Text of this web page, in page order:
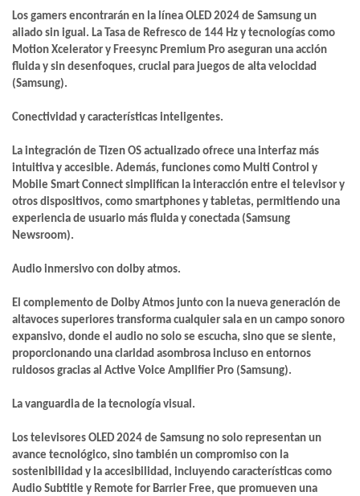
Los gamers encontrarán en la línea OLED 2024 de Samsung un
aliado sin igual. La Tasa de Refresco de 144 Hz y tecnologías como
Motion Xcelerator y Freesync Premium Pro aseguran una acción
fluida y sin desenfoques, crucial para juegos de alta velocidad​
(Samsung)​​.
Conectividad y características inteligentes.
La integración de Tizen OS actualizado ofrece una interfaz más
intuitiva y accesible. Además, funciones como Multi Control y
Mobile Smart Connect simplifican la interacción entre el televisor y
otros dispositivos, como smartphones y tabletas, permitiendo una
experiencia de usuario más fluida y conectada​ (Samsung
Newsroom)​.
Audio inmersivo con dolby atmos.
El complemento de Dolby Atmos junto con la nueva generación de
altavoces superiores transforma cualquier sala en un campo sonoro
expansivo, donde el audio no solo se escucha, sino que se siente,
proporcionando una claridad asombrosa incluso en entornos
ruidosos gracias al Active Voice Amplifier Pro​ (Samsung)​.
La vanguardia de la tecnología visual.
Los televisores OLED 2024 de Samsung no solo representan un
avance tecnológico, sino también un compromiso con la
sostenibilidad y la accesibilidad, incluyendo características como
Audio Subtitle y Remote for Barrier Free, que promueven una